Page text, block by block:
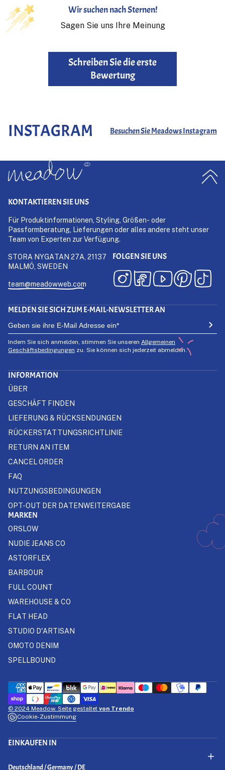
Wir suchen nach Sternen!
Sagen Sie uns Ihre Meinung
Schreiben Sie die erste
Bewertung
INSTAGRAM Besuchen Sie Meadows Instagram
KONTAKTIEREN SIE UNS
Für Produktinformationen, Styling, Größen- oder
Passformberatung, Lieferungen oder alles andere steht unser
Team von Experten zur Verfügung.
STORA NYGATAN 27A, 21137
MALMÖ, SWEDEN
team@meadowweb.com
FOLGEN SIE UNS
MELDEN SIE SICH ZUM E-MAIL-NEWSLETTER AN
Indem Sie sich anmelden, stimmen Sie unseren Allgemeinen
Geschäftsbedingungen zu. Sie können sich jederzeit abmelden.
EINKAUFEN IN
Select Your Region:
Deutschland / Germany / DE
INFORMATION
ÜBER
GESCHÄFT FINDEN
LIEFERUNG & RÜCKSENDUNGEN
RÜCKERSTATTUNGSRICHTLINIE
RETURN AN ITEM
CANCEL ORDER
FAQ
NUTZUNGSBEDINGUNGEN
OPT-OUT DER DATENWEITERGABE
MARKEN
ORSLOW
NUDIE JEANS CO
ASTORFLEX
BARBOUR
FULL COUNT
WAREHOUSE & CO
FLAT HEAD
STUDIO D'ARTISAN
OMOTO DENIM
SPELLBOUND
Cookie-Zustimmung
© 2024 Meadow. Seite gestaltet von Trendo